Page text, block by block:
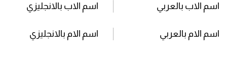
اسم الاب بالعربي اسم الاب بالانجليزي
اسم الام بالعربي اسم الام بالانجليزي